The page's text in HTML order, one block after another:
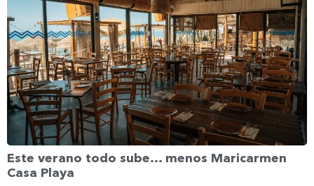
Este verano todo sube… menos Maricarmen
Casa Playa